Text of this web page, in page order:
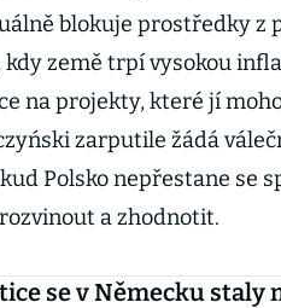
blokuje prostředky z
země trpí vysokou
na projekty, které jí
zarputile žádá
Polsko nepřestane se
a zhodnotit.
se v Německu staly